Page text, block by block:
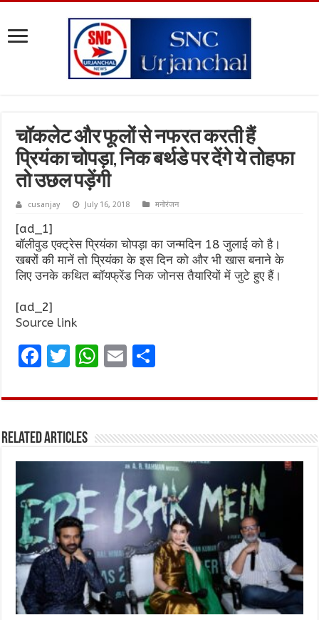
चॉकलेट और फूलों से नफरत करती हैं
प्रियंका चोपड़ा, निक बर्थडे पर देंगे ये तोहफा
तो उछल पड़ेंगी
cusanjay July 16, 2018 मनोरंजन
[ad_1]
बॉलीवुड एक्ट्रेस प्रियंका चोपड़ा का जन्मदिन 18 जुलाई को है।
खबरों की मानें तो प्रियंका के इस दिन को और भी खास बनाने के
लिए उनके कथित ब्वॉयफ्रेंड निक जोनस तैयारियों में जुटे हुए हैं।
[ad_2]
Source link
F
ce
o
o
k
T
it
r
W
at
A
p
p
E
ai ar
Related Articles